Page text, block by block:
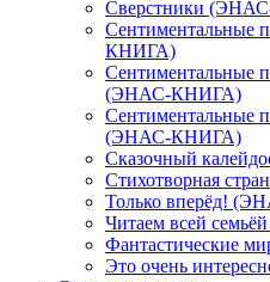
Сверстники
Сентиментальные
КНИГА)
Сентиментальные
(ЭНАС-КНИГА)
Сентиментальные
(ЭНАС-КНИГА)
Сказочный
Стихотворная
Только вперёд!
Читаем всей
Фантастические
Это очень